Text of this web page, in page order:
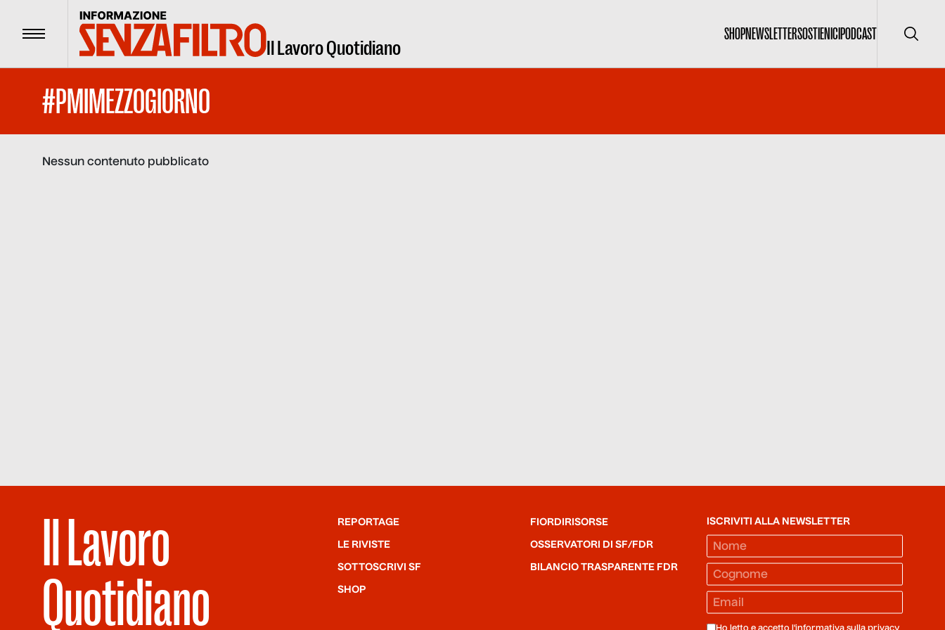
Menu Il Lavoro Quotidiano
SHOPNEWSLETTERSOSTIENICIPODCAST Cerca
#PMIMEZZOGIORNO
Nessun contenuto pubblicato
Il Lavoro
Quotidiano
REPORTAGE
LE RIVISTE
SOTTOSCRIVI SF
SHOP
FIORDIRISORSE
OSSERVATORI DI SF/FDR
BILANCIO TRASPARENTE FDR
ISCRIVITI ALLA NEWSLETTER
Ho letto e accetto l'informativa sulla privacy